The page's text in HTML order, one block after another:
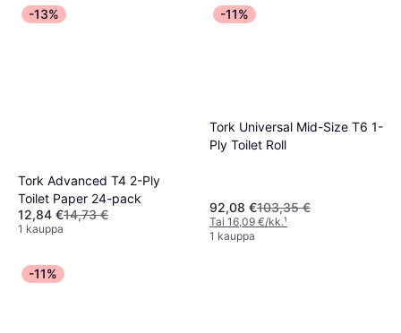
-13%
Tork Advanced T4 2-Ply
Toilet Paper 24-pack
12,84 €14,73 €
1 kauppa
-11%
Tork Universal Mid-Size T6 1-
Ply Toilet Roll
92,08 €103,35 €
Tai 16,09 €/kk.¹
1 kauppa
-11%